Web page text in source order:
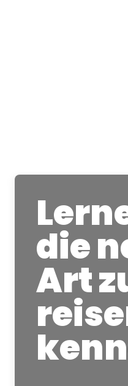
die
Art